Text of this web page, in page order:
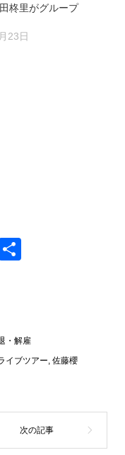
柊里がグループ
23日
Email
・解雇
イブツアー, 佐藤櫻